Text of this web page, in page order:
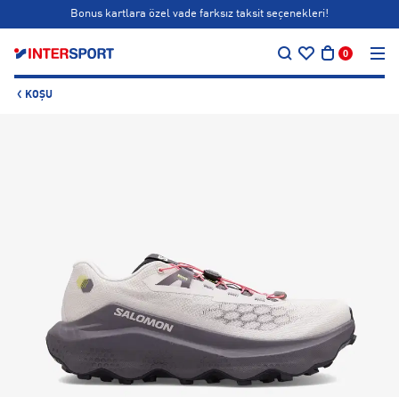
Bonus kartlara özel vade farksız taksit seçenekleri!
0
KOŞU